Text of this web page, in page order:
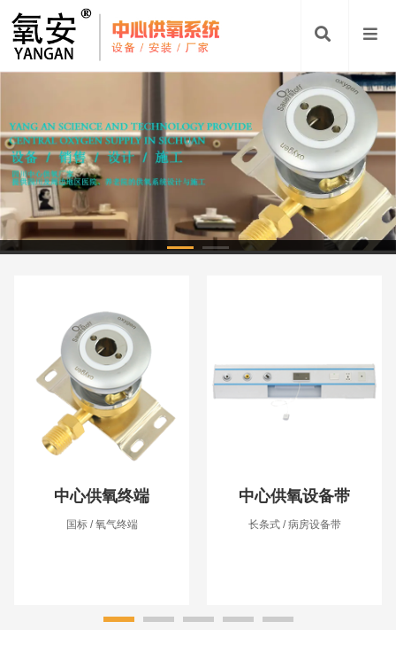
中心供氧终端
国标 / 氧气终端
中心供氧设备带
长条式 / 病房设备带